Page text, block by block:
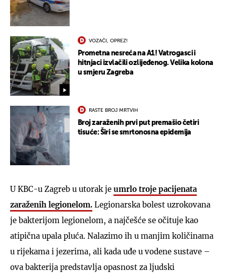
VOZAČI, OPREZ!
Prometna nesreća na A1! Vatrogasci i
hitnjaci izvlačili ozlijeđenog. Velika kolona
u smjeru Zagreba
RASTE BROJ MRTVIH
Broj zaraženih prvi put premašio četiri
tisuće: Širi se smrtonosna epidemija
U KBC-u Zagreb u utorak je umrlo troje pacijenata
zaraženih legionelom. Legionarska bolest uzrokovana
je bakterijom legionelom, a najčešće se očituje kao
atipična upala pluća. Nalazimo ih u manjim količinama
u rijekama i jezerima, ali kada uđe u vodene sustave –
ova bakterija predstavlja opasnost za ljudski